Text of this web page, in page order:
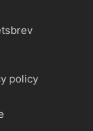
policy